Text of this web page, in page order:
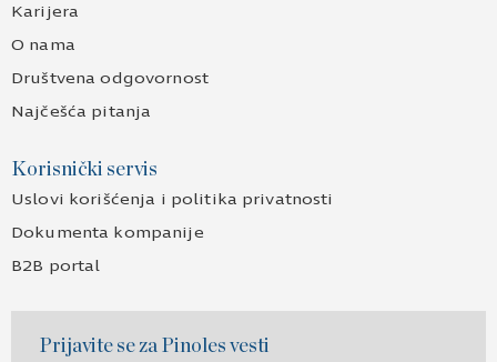
Karijera
O nama
Društvena odgovornost
Najčešća pitanja
Korisnički servis
Uslovi korišćenja i politika privatnosti
Dokumenta kompanije
B2B portal
Prijavite se za Pinoles vesti